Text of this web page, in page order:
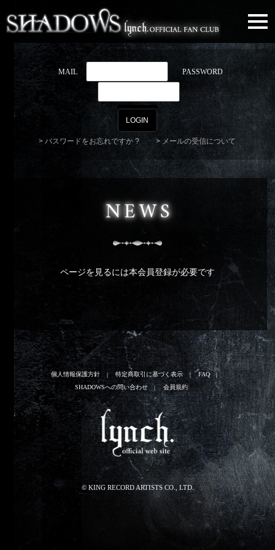
MAIL PASSWORD
パスワードをお忘れですか ? メールの受信について
NEWS
ページを見るには本会員登録が必要です
個人情報保護方針 特定商取引に基づく表示
FAQ
SHADOWSへの問い合わせ
会員規約
© KING RECORD ARTISTS CO., LTD.